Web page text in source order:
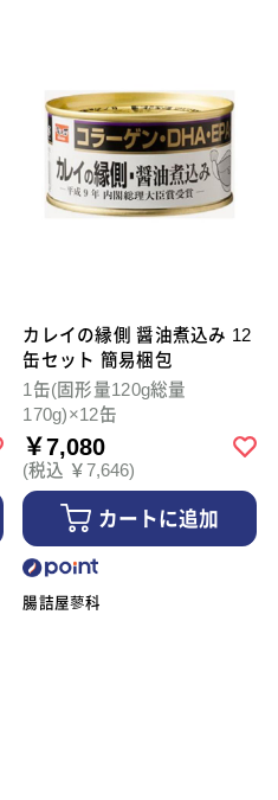
カレイの縁側 醤油煮込み 12
缶セット 簡易梱包
1缶(固形量120g総量
170g)×12缶
￥7,080
(税込 ￥7,646)
カートに追加
腸詰屋蓼科